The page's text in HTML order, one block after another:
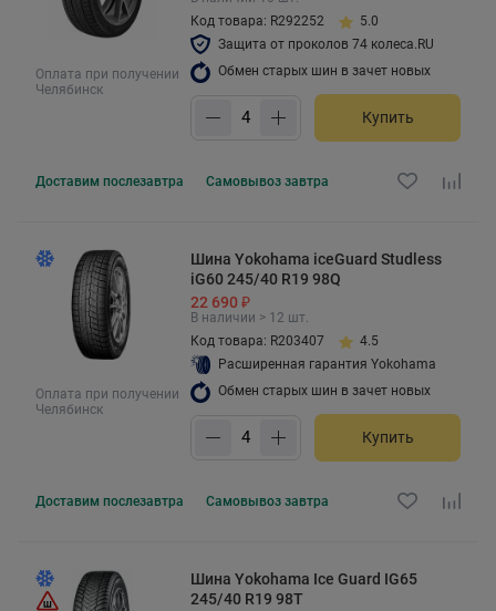
Оплата при получении
Челябинск
Код товара: R292252
5.0
Защита от проколов 74 колеса.RU
Обмен старых шин в зачет новых
Купить
Доставим послезавтра Самовывоз завтра
Оплата при получении
Челябинск
Шина Yokohama iceGuard Studless
iG60 245/40 R19 98Q
22 690 ₽
В наличии > 12 шт.
Код товара: R203407
4.5
Расширенная гарантия Yokohama
Обмен старых шин в зачет новых
Купить
Доставим послезавтра Самовывоз завтра
Шина Yokohama Ice Guard IG65
245/40 R19 98T